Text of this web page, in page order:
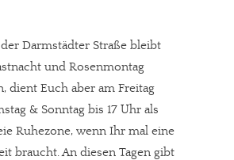
Darmstädter Straße bleibt
und Rosenmontag
dient Euch aber am Freitag
& Sonntag bis 17 Uhr als
Ruhezone, wenn Ihr mal eine
braucht. An diesen Tagen gibt